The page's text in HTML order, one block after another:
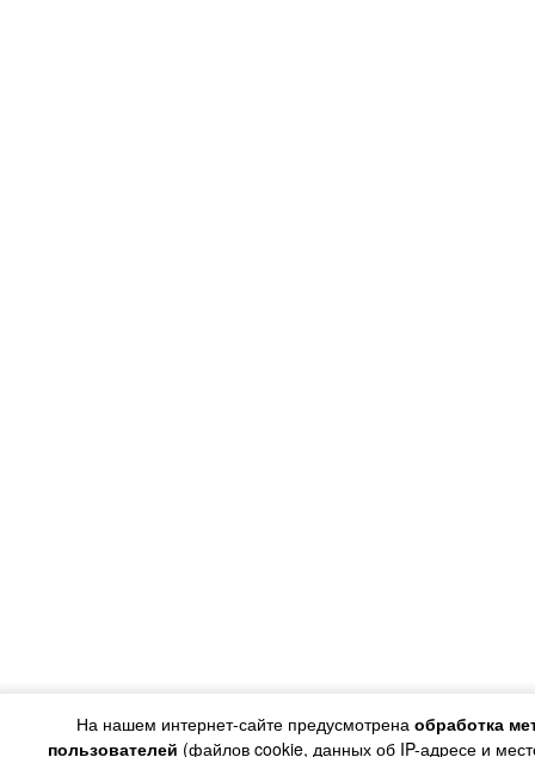
На нашем интернет-сайте предусмотрена обработка
пользователей (файлов cookie, данных об IP-адресе и